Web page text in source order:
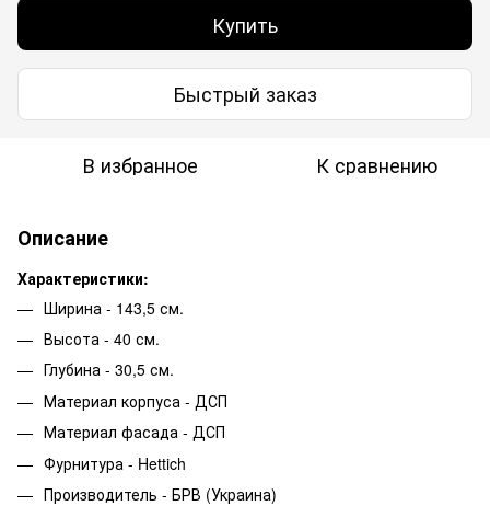
Купить
Быстрый заказ
В избранное К сравнению
Описание
Характеристики:
Ширина - 143,5 см.
Высота - 40 см.
Глубина - 30,5 см.
Материал корпуса - ДСП
Материал фасада - ДСП
Фурнитура - Hettich
Производитель - БРВ (Украина)